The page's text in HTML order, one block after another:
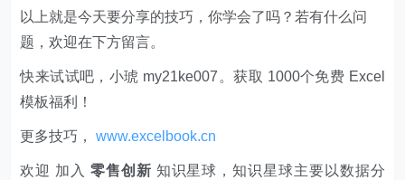
以上就是今天要分享的技巧，你学会了吗？若有什么问
题，欢迎在下方留言。
快来试试吧，小琥 my21ke007。获取 1000个免费 Excel
模板福利​​​​！
更多技巧，www.excelbook.cn
欢迎 加入 零售创新 知识星球，知识星球主要以数据分